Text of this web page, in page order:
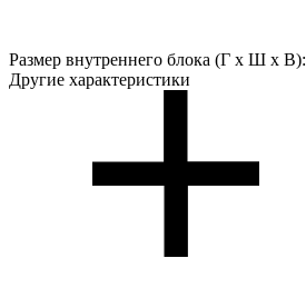
Размер внутреннего блока (Г х Ш х В):
Другие характеристики